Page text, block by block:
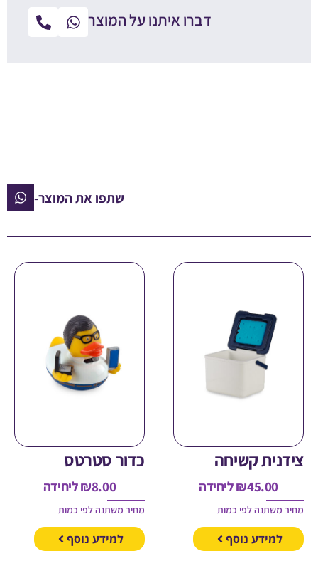
דברו איתנו על המוצר
שתפו את המוצר-
קשיחה
₪ליחידה
לפי כמות
נוסף
כדור סטרטס
ליחידה
מחיר משתנה לפי כמות
למידע נוסף